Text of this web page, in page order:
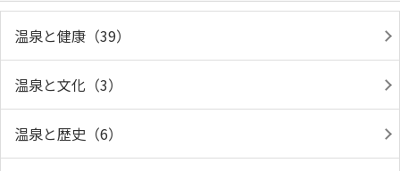
温泉と健康（39）
温泉と文化（3）
温泉と歴史（6）